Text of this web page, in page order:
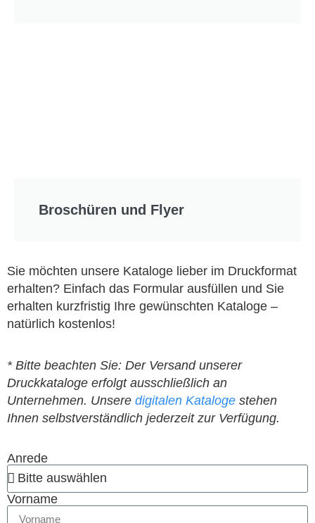
Broschüren und Flyer
Sie möchten unsere Kataloge lieber im Druckformat
erhalten? Einfach das Formular ausfüllen und Sie
erhalten kurzfristig Ihre gewünschten Kataloge –
natürlich kostenlos!
* Bitte beachten Sie: Der Versand unserer
Druckkataloge erfolgt ausschließlich an
Unternehmen. Unsere digitalen Kataloge stehen
Ihnen selbstverständlich jederzeit zur Verfügung.
Anrede
Vorname